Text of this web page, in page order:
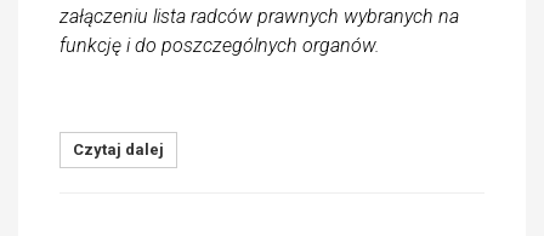
załączeniu lista radców prawnych wybranych na
funkcję i do poszczególnych organów.
Czytaj dalej